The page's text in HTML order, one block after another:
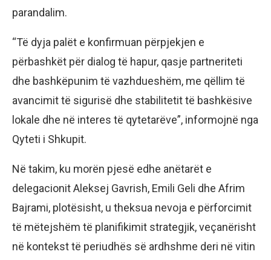
parandalim.
“Të dyja palët e konfirmuan përpjekjen e
përbashkët për dialog të hapur, qasje partneriteti
dhe bashkëpunim të vazhdueshëm, me qëllim të
avancimit të sigurisë dhe stabilitetit të bashkësive
lokale dhe në interes të qytetarëve”, informojnë nga
Qyteti i Shkupit.
Në takim, ku morën pjesë edhe anëtarët e
delegacionit Aleksej Gavrish, Emili Geli dhe Afrim
Bajrami, plotësisht, u theksua nevoja e përforcimit
të mëtejshëm të planifikimit strategjik, veçanërisht
në kontekst të periudhës së ardhshme deri në vitin